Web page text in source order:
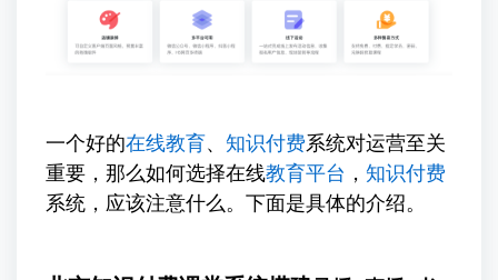
一个好的在线教育、 知识付费系统对运营至关
重要，那么如何选择在线教育平台 ， 知识付费
系统，应该注意什么。下面是具体的介绍。